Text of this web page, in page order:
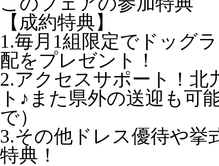
【成約特典】
1.毎月1組限定でドッグ
配をプレゼント！
2.アクセスサポート！北
ト♪また県外の送迎も可
で）
3.その他ドレス優待や挙
特典！